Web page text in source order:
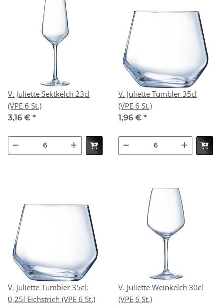
V. Juliette Sektkelch 23cl
(VPE 6 St.)
3,16 € *
V. Juliette Tumbler 35cl
(VPE 6 St.)
1,96 € *
V. Juliette Tumbler 35cl;
0,25l Eichstrich (VPE 6 St.)
V. Juliette Weinkelch 30cl
(VPE 6 St.)